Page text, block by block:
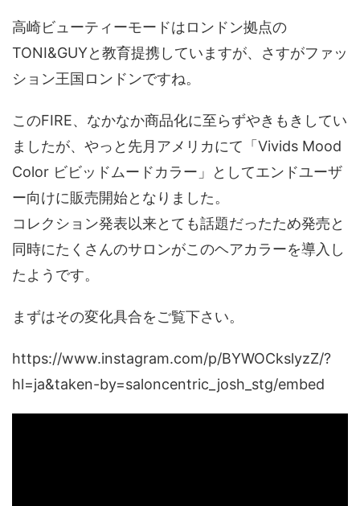
高崎ビューティーモードはロンドン拠点の
TONI&GUYと教育提携していますが、さすがファッ
ション王国ロンドンですね。
このFIRE、なかなか商品化に至らずやきもきしてい
ましたが、やっと先月アメリカにて「Vivids Mood
Color ビビッドムードカラー」としてエンドユーザ
ー向けに販売開始となりました。
コレクション発表以来とても話題だったため発売と
同時にたくさんのサロンがこのヘアカラーを導入し
たようです。
まずはその変化具合をご覧下さい。
https://www.instagram.com/p/BYWOCkslyzZ/?
hl=ja&taken-by=saloncentric_josh_stg/embed